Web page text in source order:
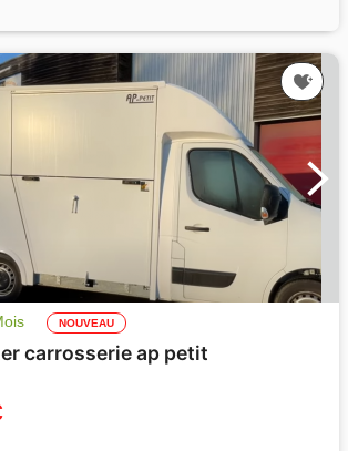
NOUVEAU
carrosserie ap petit